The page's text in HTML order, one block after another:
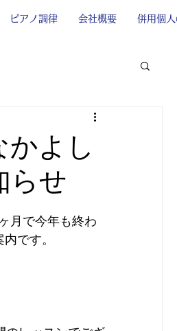
ピアノ調律 会社概要 併用個
よし
らせ
月で今年も終わ
です。